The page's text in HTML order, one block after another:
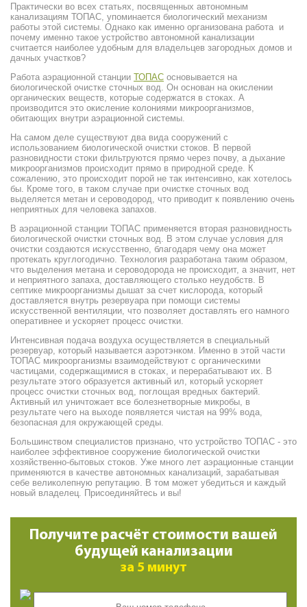
Практически во всех статьях, посвященных автономным
канализациям ТОПАС, упоминается биологический механизм
работы этой системы. Однако как именно организована работа и
почему именно такое устройство автономной канализации
считается наиболее удобным для владельцев загородных домов и
дачных участков?
Работа аэрационной станции ТОПАС основывается на
биологической очистке сточных вод. Он основан на окислении
органических веществ, которые содержатся в стоках. А
производится это окисление колониями микроорганизмов,
обитающих внутри аэрационной системы.
На самом деле существуют два вида сооружений с
использованием биологической очистки стоков. В первой
разновидности стоки фильтруются прямо через почву, а дыхание
микроорганизмов происходит прямо в природной среде. К
сожалению, это происходит порой не так интенсивно, как хотелось
бы. Кроме того, в таком случае при очистке сточных вод
выделяется метан и сероводород, что приводит к появлению очень
неприятных для человека запахов.
В аэрационной станции ТОПАС применяется вторая разновидность
биологической очистки сточных вод. В этом случае условия для
очистки создаются искусственно, благодаря чему она может
протекать круглогодично. Технология разработана таким образом,
что выделения метана и сероводорода не происходит, а значит, нет
и неприятного запаха, доставляющего столько неудобств. В
септике микроорганизмы дышат за счет кислорода, который
доставляется внутрь резервуара при помощи системы
искусственной вентиляции, что позволяет доставлять его намного
оперативнее и ускоряет процесс очистки.
Интенсивная подача воздуха осуществляется в специальный
резервуар, который называется аэротэнком. Именно в этой части
ТОПАС микроорганизмы взаимодействуют с органическими
частицами, содержащимися в стоках, и перерабатывают их. В
результате этого образуется активный ил, который ускоряет
процесс очистки сточных вод, поглощая вредных бактерий.
Активный ил уничтожает все болезнетворные микробы, в
результате чего на выходе появляется чистая на 99% вода,
безопасная для окружающей среды.
Большинством специалистов признано, что устройство ТОПАС - это
наиболее эффективное сооружение биологической очистки
хозяйственно-бытовых стоков. Уже много лет аэрационные станции
применяются в качестве автономных канализаций, зарабатывая
себе великолепную репутацию. В том может убедиться и каждый
новый владелец. Присоединяйтесь и вы!
Получите расчёт стоимости вашей
будущей канализации
за 5 минут